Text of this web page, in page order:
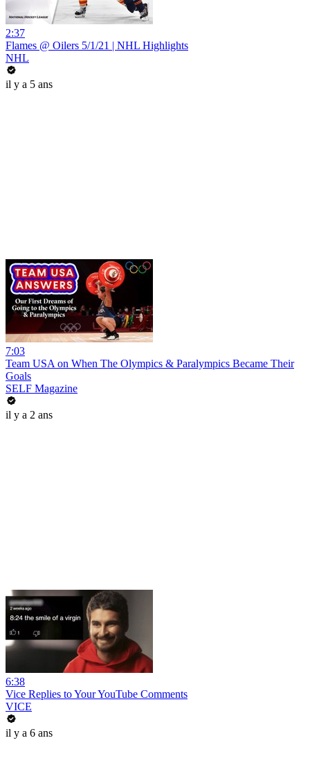
2:37
Flames @ Oilers 5/1/21 | NHL Highlights
NHL
il y a 5 ans
7:03
Team USA on When The Olympics & Paralympics Became Their
Goals
SELF Magazine
il y a 2 ans
6:38
Vice Replies to Your YouTube Comments
VICE
il y a 6 ans